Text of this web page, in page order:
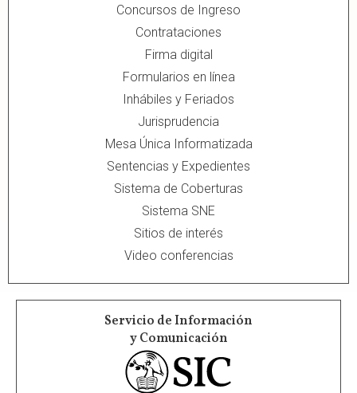
Concursos de Ingreso
Contrataciones
Firma digital
Formularios en línea
Inhábiles y Feriados
Jurisprudencia
Mesa Única Informatizada
Sentencias y Expedientes
Sistema de Coberturas
Sistema SNE
Sitios de interés
Video conferencias
Servicio de Información
y Comunicación